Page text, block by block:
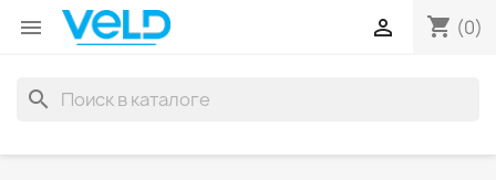
 shopping_cart (0)

search